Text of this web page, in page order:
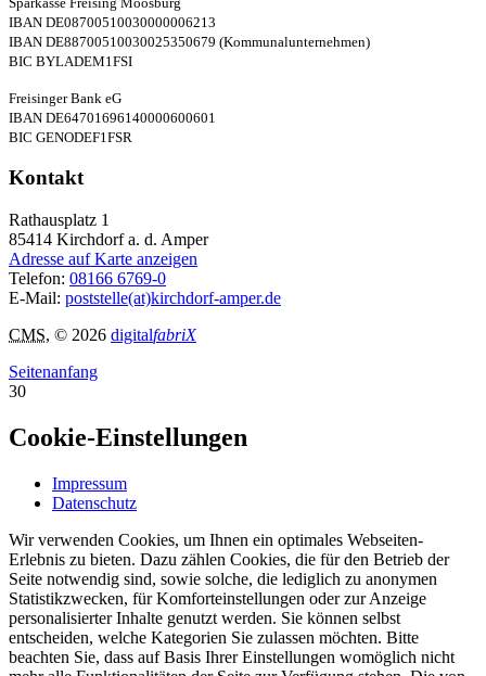
IBAN DE08700510030000006213
IBAN DE88700510030025350679 (Kommunalunternehmen)
BIC BYLADEM1FSI
Freisinger Bank eG
IBAN DE64701696140000600601
BIC GENODEF1FSR
Kontakt
Rathausplatz 1
85414 Kirchdorf a. d. Amper
Adresse auf Karte anzeigen
Telefon: 08166 6769-0
E-Mail: poststelle(at)kirchdorf-amper.de
CMS, © 2026 digitalfabriX
Seitenanfang
30
Cookie-Einstellungen
Impressum
Datenschutz
Wir verwenden Cookies, um Ihnen ein optimales Webseiten-
Erlebnis zu bieten. Dazu zählen Cookies, die für den Betrieb der
Seite notwendig sind, sowie solche, die lediglich zu anonymen
Statistikzwecken, für Komforteinstellungen oder zur Anzeige
personalisierter Inhalte genutzt werden. Sie können selbst
entscheiden, welche Kategorien Sie zulassen möchten. Bitte
beachten Sie, dass auf Basis Ihrer Einstellungen womöglich nicht